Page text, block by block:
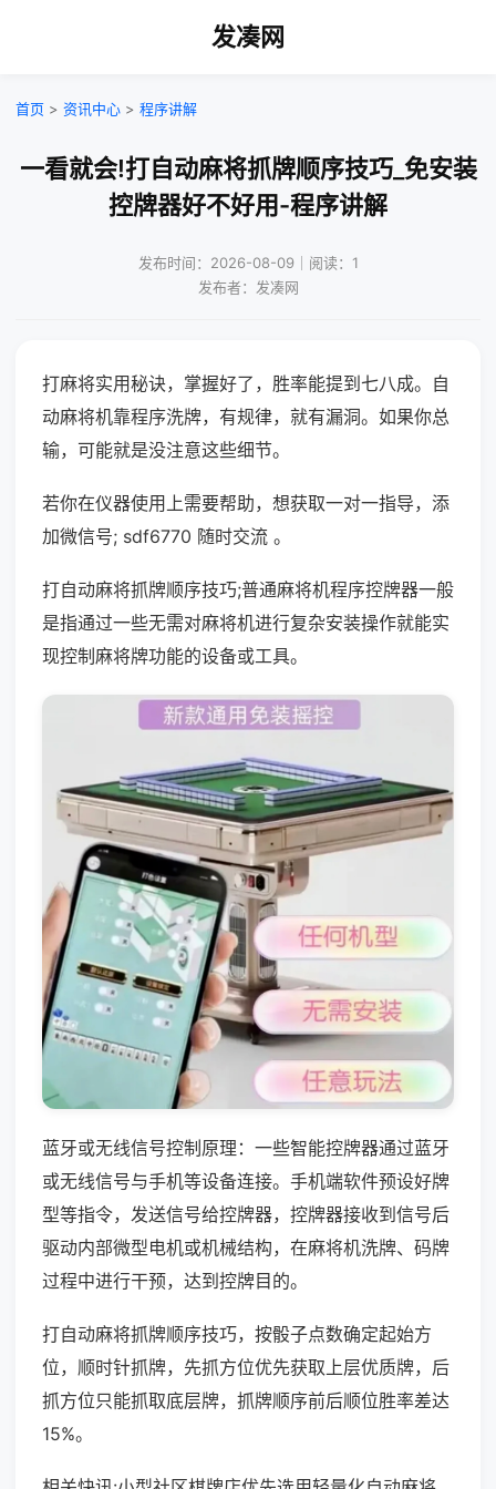
发凑网
首页 > 资讯中心 > 程序讲解
一看就会!打自动麻将抓牌顺序技巧_免安装
控牌器好不好用-程序讲解
发布时间：2026-08-09｜阅读：1
发布者：发凑网
打麻将实用秘诀，掌握好了，胜率能提到七八成。自
动麻将机靠程序洗牌，有规律，就有漏洞。如果你总
输，可能就是没注意这些细节。
若你在仪器使用上需要帮助，想获取一对一指导，添
加微信号; sdf6770 随时交流 。
打自动麻将抓牌顺序技巧;普通麻将机程序控牌器一般
是指通过一些无需对麻将机进行复杂安装操作就能实
现控制麻将牌功能的设备或工具。
蓝牙或无线信号控制原理：一些智能控牌器通过蓝牙
或无线信号与手机等设备连接。手机端软件预设好牌
型等指令，发送信号给控牌器，控牌器接收到信号后
驱动内部微型电机或机械结构，在麻将机洗牌、码牌
过程中进行干预，达到控牌目的。
打自动麻将抓牌顺序技巧，按骰子点数确定起始方
位，顺时针抓牌，先抓方位优先获取上层优质牌，后
抓方位只能抓取底层牌，抓牌顺序前后顺位胜率差达
15%。